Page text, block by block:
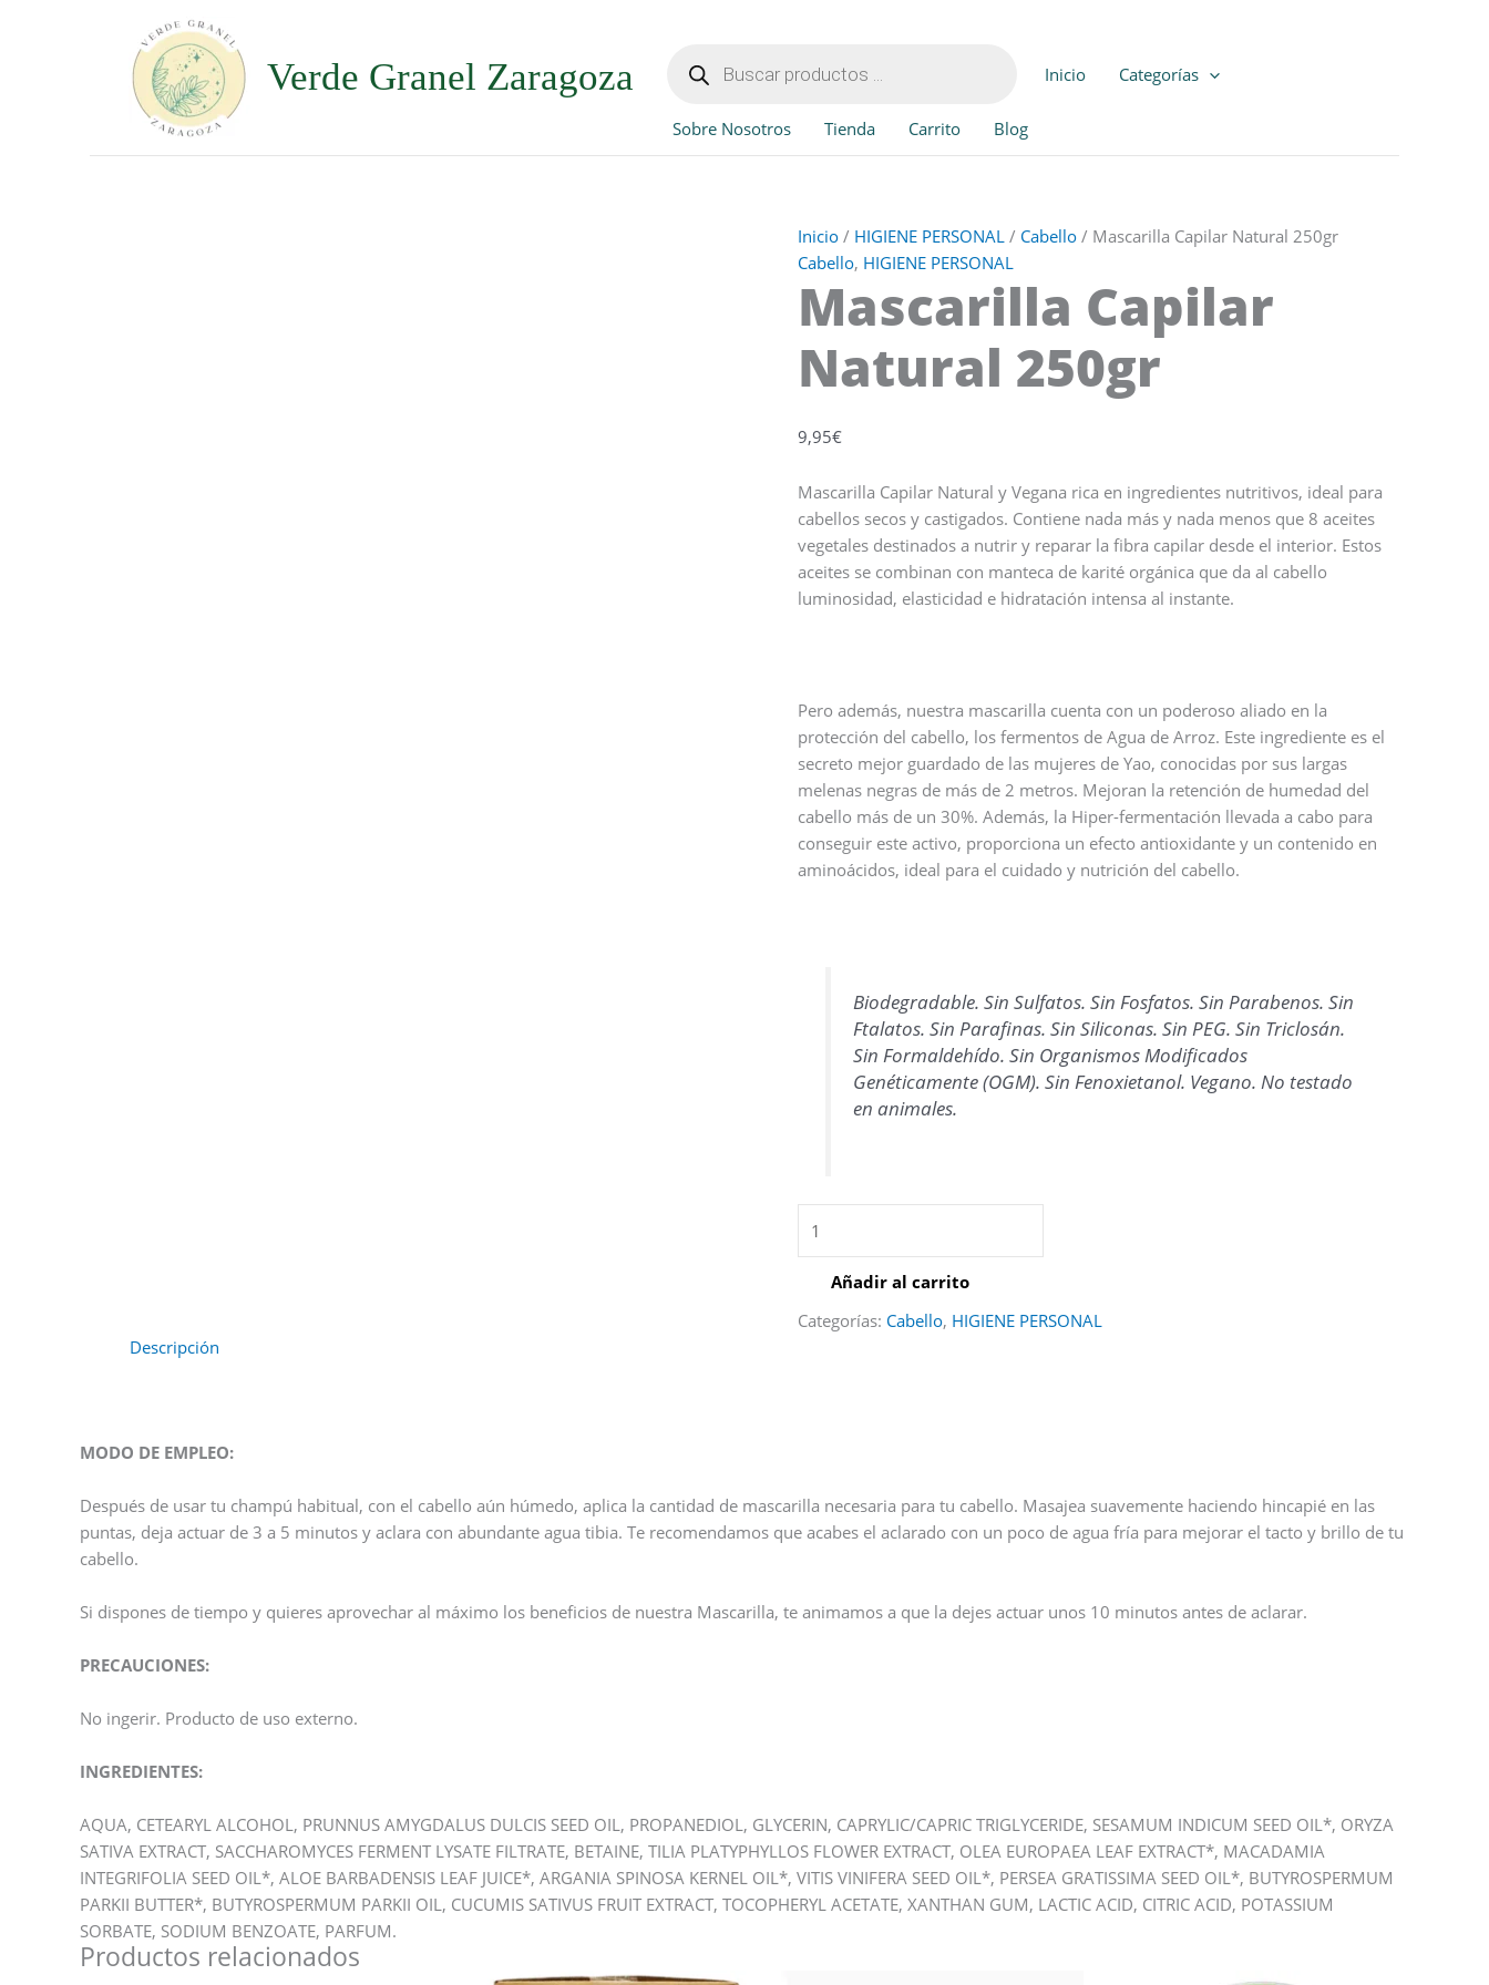
Verde Granel Zaragoza productos Inicio Categorías
Sobre Nosotros Tienda Carrito Blog
Inicio / HIGIENE PERSONAL / Cabello / Mascarilla Capilar Natural 250gr
Cabello, HIGIENE PERSONAL
Mascarilla Capilar
Natural 250gr
9,95€
Mascarilla Capilar Natural y Vegana rica en ingredientes nutritivos, ideal para
cabellos secos y castigados. Contiene nada más y nada menos que 8 aceites
vegetales destinados a nutrir y reparar la fibra capilar desde el interior. Estos
aceites se combinan con manteca de karité orgánica que da al cabello
luminosidad, elasticidad e hidratación intensa al instante.
Pero además, nuestra mascarilla cuenta con un poderoso aliado en la
protección del cabello, los fermentos de Agua de Arroz. Este ingrediente es el
secreto mejor guardado de las mujeres de Yao, conocidas por sus largas
melenas negras de más de 2 metros. Mejoran la retención de humedad del
cabello más de un 30%. Además, la Hiper-fermentación llevada a cabo para
conseguir este activo, proporciona un efecto antioxidante y un contenido en
aminoácidos, ideal para el cuidado y nutrición del cabello.
Biodegradable. Sin Sulfatos. Sin Fosfatos. Sin Parabenos. Sin
Ftalatos. Sin Parafinas. Sin Siliconas. Sin PEG. Sin Triclosán.
Sin Formaldehído. Sin Organismos Modificados
Genéticamente (OGM). Sin Fenoxietanol. Vegano. No testado
en animales.
Natural
cantidad
Añadir al carrito
Categorías: Cabello, HIGIENE PERSONAL
Descripción
MODO DE EMPLEO:
Después de usar tu champú habitual, con el cabello aún húmedo, aplica la cantidad de mascarilla necesaria para tu cabello. Masajea suavemente haciendo hincapié en las
puntas, deja actuar de 3 a 5 minutos y aclara con abundante agua tibia. Te recomendamos que acabes el aclarado con un poco de agua fría para mejorar el tacto y brillo de tu
cabello.
Si dispones de tiempo y quieres aprovechar al máximo los beneficios de nuestra Mascarilla, te animamos a que la dejes actuar unos 10 minutos antes de aclarar.
PRECAUCIONES:
No ingerir. Producto de uso externo.
INGREDIENTES:
AQUA, CETEARYL ALCOHOL, PRUNNUS AMYGDALUS DULCIS SEED OIL, PROPANEDIOL, GLYCERIN, CAPRYLIC/CAPRIC TRIGLYCERIDE, SESAMUM INDICUM SEED OIL*, ORYZA
SATIVA EXTRACT, SACCHAROMYCES FERMENT LYSATE FILTRATE, BETAINE, TILIA PLATYPHYLLOS FLOWER EXTRACT, OLEA EUROPAEA LEAF EXTRACT*, MACADAMIA
INTEGRIFOLIA SEED OIL*, ALOE BARBADENSIS LEAF JUICE*, ARGANIA SPINOSA KERNEL OIL*, VITIS VINIFERA SEED OIL*, PERSEA GRATISSIMA SEED OIL*, BUTYROSPERMUM
PARKII BUTTER*, BUTYROSPERMUM PARKII OIL, CUCUMIS SATIVUS FRUIT EXTRACT, TOCOPHERYL ACETATE, XANTHAN GUM, LACTIC ACID, CITRIC ACID, POTASSIUM
SORBATE, SODIUM BENZOATE, PARFUM.
Productos relacionados